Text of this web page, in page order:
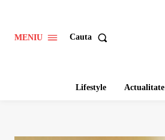
MENIU Cauta
Lifestyle Actualitate